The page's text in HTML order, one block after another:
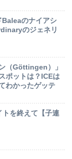
のナイアシ
のジェネリ
（Göttingen）」
ポットは？ICEは
わかったゲッテ
トを終えて【子連